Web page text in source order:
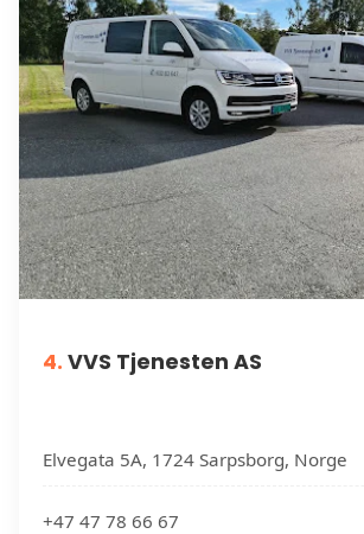
4. VVS Tjenesten AS
Elvegata 5A, 1724 Sarpsborg, Norge
+47 47 78 66 67